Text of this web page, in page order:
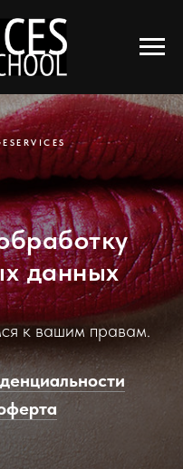
данных
к вашим правам.